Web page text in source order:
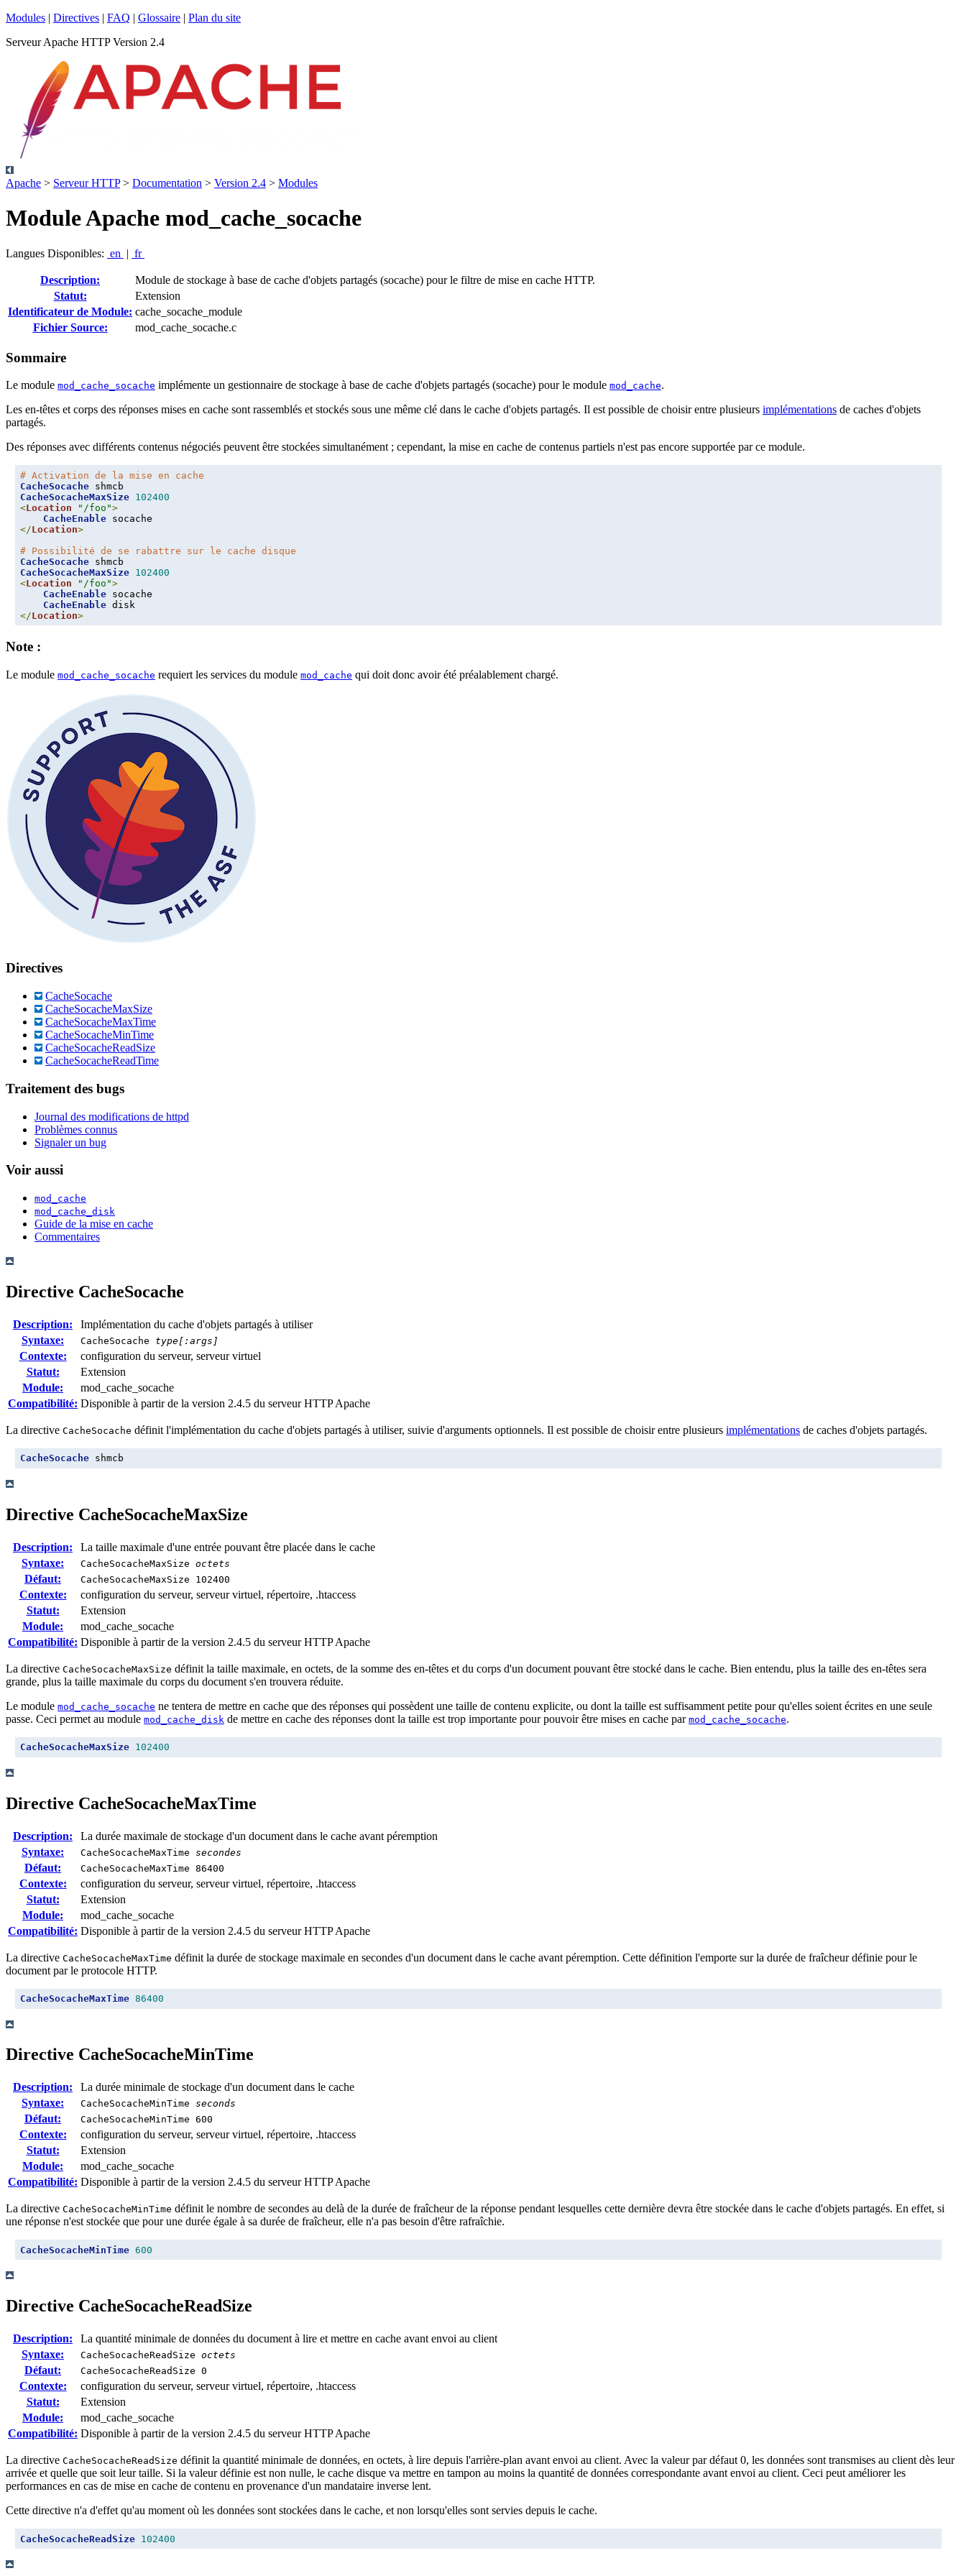
Modules | Directives | FAQ | Glossaire | Plan du site
Serveur Apache HTTP Version 2.4
Apache > Serveur HTTP> Documentation > Version 2.4 > Modules
Module Apache mod_cache_socache
Langues Disponibles: en | fr
Description:
Module de stockage à base de cache d'objets partagés (socache) pour le filtre de mise en cache HTTP.
Statut:
Extension
Identificateur de Module: cache_socache_module
Fichier Source:
mod_cache_socache.c
Sommaire
Le module mod_cache_socache implémente un gestionnaire de stockage à base de cache d'objets partagés (socache) pour le module mod_cache.
Les en-têtes et corps des réponses mises en cache sont rassemblés et stockés sous une même clé dans le cache d'objets partagés. Il est possible de choisir entre plusieurs implémentations de caches d'objets
partagés.
Des réponses avec différents contenus négociés peuvent être stockées simultanément ; cependant, la mise en cache de contenus partiels n'est pas encore supportée par ce module.
# Activation de la mise en cache
CacheSocache
CacheSocacheMaxSize
102400
<Location "/foo">
CacheEnable
</Location>
# Possibilité de se rabattre sur le cache disque
CacheSocache
CacheSocacheMaxSize
102400
<Location "/foo">
CacheEnable socache
CacheEnable
</Location>
Note :
Le module mod_cache_socache requiert les services du module mod_cache qui doit donc avoir été préalablement chargé.
Directives
CacheSocache
CacheSocacheMaxSize
CacheSocacheMaxTime
CacheSocacheMinTime
CacheSocacheReadSize
CacheSocacheReadTime
Traitement des bugs
Journal des modifications de httpd
Problèmes connus
Signaler un bug
Voir aussi
mod_cache
mod_cache_disk
Guide de la mise en cache
Commentaires
Directive CacheSocache
Description:
Implémentation du cache d'objets partagés à utiliser
Syntaxe:
CacheSocache type[:args]
Contexte:
configuration du serveur, serveur virtuel
Statut:
Extension
Module:
mod_cache_socache
Compatibilité: Disponible à partir de la version 2.4.5 du serveur HTTP Apache
La directive CacheSocache définit l'implémentation du cache d'objets partagés à utiliser, suivie d'arguments optionnels. Il est possible de choisir entre plusieurs implémentations de caches d'objets partagés.
CacheSocache shmcb
Directive CacheSocacheMaxSize
Description:
La taille maximale d'une entrée pouvant être placée dans le cache
Syntaxe:
CacheSocacheMaxSize octets
Défaut: CacheSocacheMaxSize 102400
Contexte:
configuration du serveur, serveur virtuel, répertoire, .htaccess
Statut:
Extension
Module:
mod_cache_socache
Compatibilité: Disponible à partir de la version 2.4.5 du serveur HTTP Apache
La directive CacheSocacheMaxSize définit la taille maximale, en octets, de la somme des en-têtes et du corps d'un document pouvant être stocké dans le cache. Bien entendu, plus la taille des en-têtes sera
grande, plus la taille maximale du corps du document s'en trouvera réduite.
Le module mod_cache_socache ne tentera de mettre en cache que des réponses qui possèdent une taille de contenu explicite, ou dont la taille est suffisamment petite pour qu'elles soient écrites en une seule
passe. Ceci permet au module mod_cache_disk de mettre en cache des réponses dont la taille est trop importante pour pouvoir être mises en cache par mod_cache_socache.
CacheSocacheMaxSize 102400
Directive CacheSocacheMaxTime
Description:
La durée maximale de stockage d'un document dans le cache avant péremption
Syntaxe:
CacheSocacheMaxTime secondes
Défaut: CacheSocacheMaxTime 86400
Contexte:
configuration du serveur, serveur virtuel, répertoire, .htaccess
Statut:
Extension
Module:
mod_cache_socache
Compatibilité: Disponible à partir de la version 2.4.5 du serveur HTTP Apache
La directive CacheSocacheMaxTime définit la durée de stockage maximale en secondes d'un document dans le cache avant péremption. Cette définition l'emporte sur la durée de fraîcheur définie pour le
document par le protocole HTTP.
CacheSocacheMaxTime 86400
Directive CacheSocacheMinTime
Description:
La durée minimale de stockage d'un document dans le cache
Syntaxe:
CacheSocacheMinTime seconds
Défaut: CacheSocacheMinTime 600
Contexte:
configuration du serveur, serveur virtuel, répertoire, .htaccess
Statut:
Extension
Module:
mod_cache_socache
Compatibilité: Disponible à partir de la version 2.4.5 du serveur HTTP Apache
La directive CacheSocacheMinTime définit le nombre de secondes au delà de la durée de fraîcheur de la réponse pendant lesquelles cette dernière devra être stockée dans le cache d'objets partagés. En effet, si
une réponse n'est stockée que pour une durée égale à sa durée de fraîcheur, elle n'a pas besoin d'être rafraîchie.
CacheSocacheMinTime 600
Directive CacheSocacheReadSize
Description:
La quantité minimale de données du document à lire et mettre en cache avant envoi au client
Syntaxe:
CacheSocacheReadSize octets
Défaut: CacheSocacheReadSize 0
Contexte:
configuration du serveur, serveur virtuel, répertoire, .htaccess
Statut:
Extension
Module:
mod_cache_socache
Compatibilité: Disponible à partir de la version 2.4.5 du serveur HTTP Apache
La directive CacheSocacheReadSize définit la quantité minimale de données, en octets, à lire depuis l'arrière-plan avant envoi au client. Avec la valeur par défaut 0, les données sont transmises au client dès leur
arrivée et quelle que soit leur taille. Si la valeur définie est non nulle, le cache disque va mettre en tampon au moins la quantité de données correspondante avant envoi au client. Ceci peut améliorer les
performances en cas de mise en cache de contenu en provenance d'un mandataire inverse lent.
Cette directive n'a d'effet qu'au moment où les données sont stockées dans le cache, et non lorsqu'elles sont servies depuis le cache.
CacheSocacheReadSize 102400